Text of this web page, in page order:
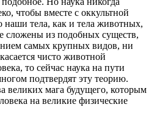
чтобы вместе с оккультной
наши тела, как и тела животных,
сложены из подобных существ,
самых крупных видов, ни
чисто животной
то сейчас наука на пути
подтвердят эту теорию.
мага будущего, которым
на великие физические